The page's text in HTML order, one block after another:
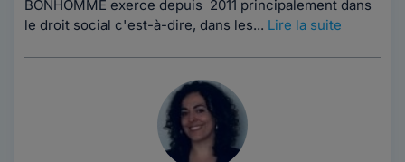
BONHOMME exerce depuis 2011 principalement dans
le droit social c'est-à-dire, dans les... Lire la suite